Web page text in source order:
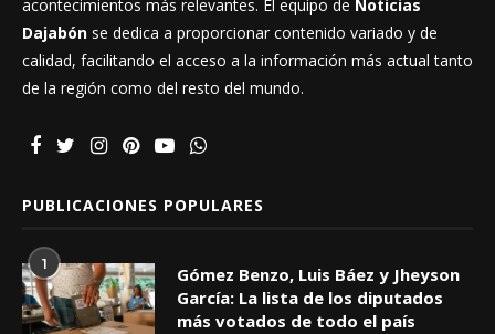
acontecimientos más relevantes. El equipo de Noticias
Dajabón se dedica a proporcionar contenido variado y de
calidad, facilitando el acceso a la información más actual tanto
de la región como del resto del mundo.
PUBLICACIONES POPULARES
1
Gómez Benzo, Luis Báez y Jheyson
García: La lista de los diputados
más votados de todo el país